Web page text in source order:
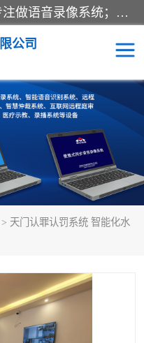
深圳鼎立宏泰科技有限公司专注做语音录像系统；主要服务有：约谈室同步录音录像系统、设计数字询问同步录音录像、数字约谈室同步录音录像、公开听证室、智慧庭审、智能语音识别转写、远程提讯（提审）、记录仪、远程指挥综合管理平台、录播系统等
公司
> 天门认罪认罚系统 智能化水
便携式审讯设备
听证室
语音识别